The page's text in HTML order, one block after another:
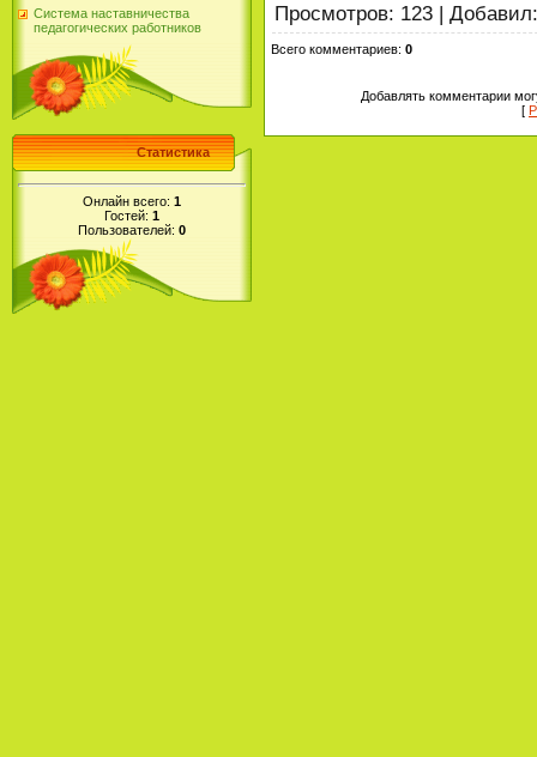
Система наставничества
педагогических работников
Статистика
Онлайн всего: 1
Гостей: 1
Пользователей: 0
Просмотров: 123 | Добавил:
Всего комментариев: 0
Добавлять комментарии
[